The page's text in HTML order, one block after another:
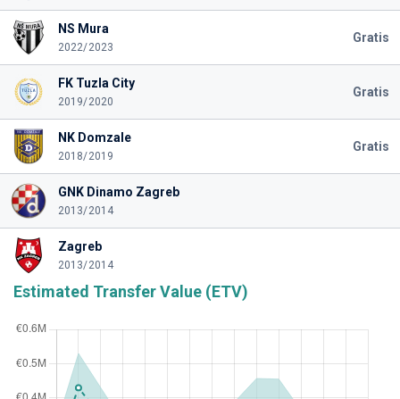
NS Mura
2022/2023
Gratis
FK Tuzla City
2019/2020
Gratis
NK Domzale
2018/2019
Gratis
GNK Dinamo Zagreb
2013/2014
Zagreb
2013/2014
Estimated Transfer Value (ETV)